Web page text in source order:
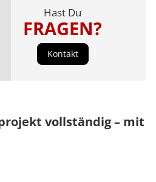
vollständig – mit
Hast Du
FRAGEN?
Kontakt